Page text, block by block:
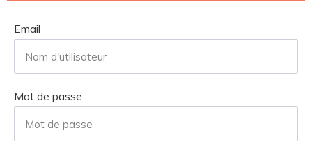
Email
Mot de passe